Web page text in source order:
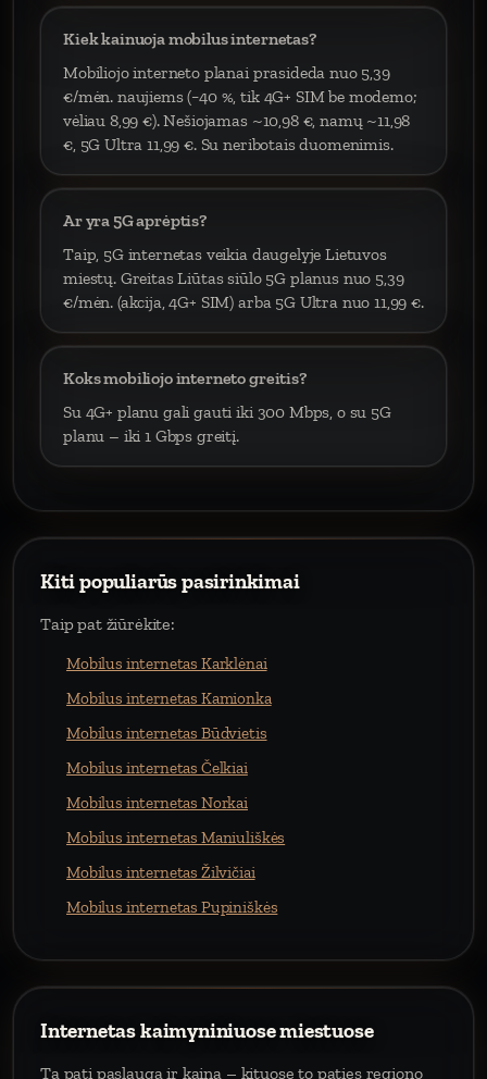
Kiek kainuoja mobilus internetas?
Mobiliojo interneto planai prasideda nuo 5,39
€/mėn. naujiems (−40 %, tik 4G+ SIM be modemo;
vėliau 8,99 €). Nešiojamas ~10,98 €, namų ~11,98
€, 5G Ultra 11,99 €. Su neribotais duomenimis.
Ar yra 5G aprėptis?
Taip, 5G internetas veikia daugelyje Lietuvos
miestų. Greitas Liūtas siūlo 5G planus nuo 5,39
€/mėn. (akcija, 4G+ SIM) arba 5G Ultra nuo 11,99 €.
Koks mobiliojo interneto greitis?
Su 4G+ planu gali gauti iki 300 Mbps, o su 5G
planu – iki 1 Gbps greitį.
Kiti populiarūs pasirinkimai
Taip pat žiūrėkite:
Mobilus internetas Karklėnai
Mobilus internetas Kamionka
Mobilus internetas Būdvietis
Mobilus internetas Čelkiai
Mobilus internetas Norkai
Mobilus internetas Maniuliškės
Mobilus internetas Žilvičiai
Mobilus internetas Pupiniškės
Internetas kaimyniniuose miestuose
Ta pati paslauga ir kaina – kituose to paties regiono